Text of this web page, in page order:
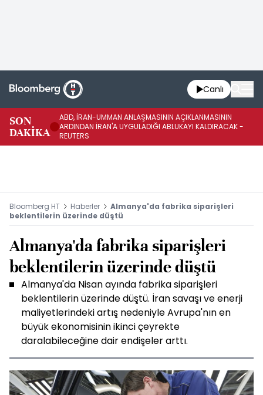
Canlı
SON
DAKİKA
ABD, İRAN-UMMAN ANLAŞMASININ AÇIKLANMASININ
ARDINDAN İRAN'A UYGULADIĞI ABLUKAYI KALDIRACAK -
REUTERS
Bloomberg HT Haberler
Almanya'da fabrika siparişleri
beklentilerin üzerinde düştü
Almanya'da fabrika siparişleri
beklentilerin üzerinde düştü
Almanya'da Nisan ayında fabrika siparişleri
beklentilerin üzerinde düştü. İran savaşı ve enerji
maliyetlerindeki artış nedeniyle Avrupa'nın en
büyük ekonomisinin ikinci çeyrekte
daralabileceğine dair endişeler arttı.